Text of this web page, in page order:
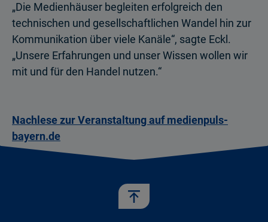
„Die Medienhäuser begleiten erfolgreich den
technischen und gesellschaftlichen Wandel hin zur
Kommunikation über viele Kanäle“, sagte Eckl.
„Unsere Erfahrungen und unser Wissen wollen wir
mit und für den Handel nutzen.“
Nachlese zur Veranstaltung auf medienpuls-
bayern.de